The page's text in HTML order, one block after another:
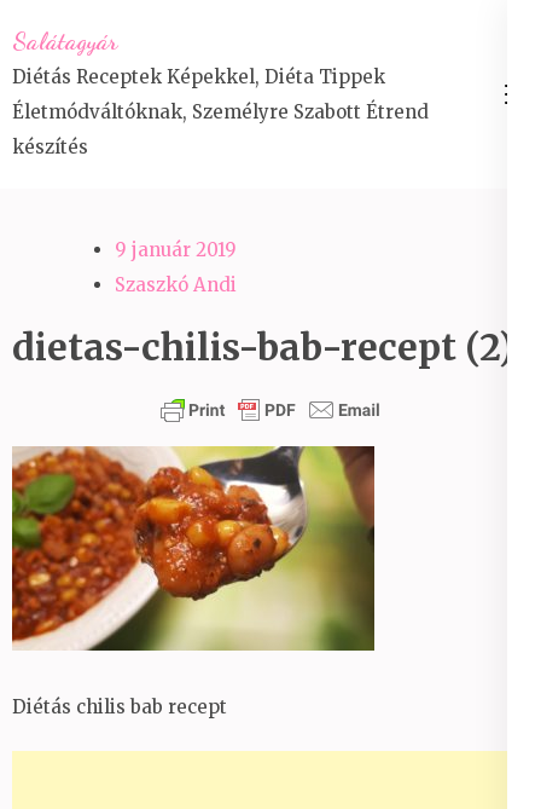
to
content
(Press
Enter)
Salátagyár
Diétás Receptek Képekkel, Diéta Tippek
Életmódváltóknak, Személyre Szabott Étrend
készítés
9 január 2019
Szaszkó Andi
dietas-chilis-bab-recept (2)
Diétás chilis bab recept